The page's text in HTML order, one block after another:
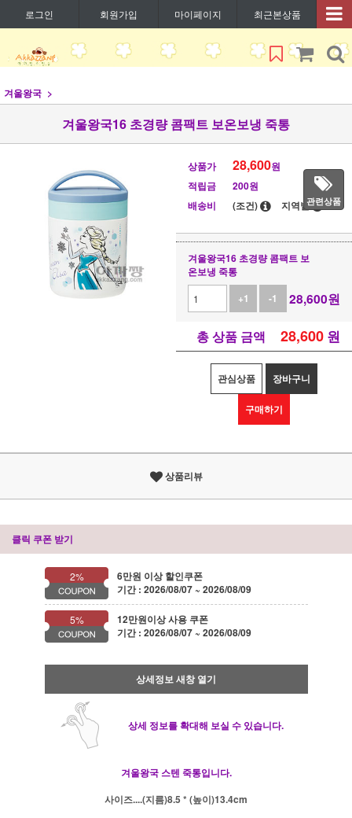
로그인 회원가입 마이페이지 최근본상품
겨울왕국
겨울왕국16 초경량 콤팩트 보온보냉 죽통
상품가 28,600원
적립금
200원
배송비
(조건) 지역별관련상품
겨울왕국16 초경량 콤팩트 보
온보냉 죽통
+1
-1 28,600원
총 상품 금액 28,600 원
관심상품 장바구니
구매하기
상품리뷰
클릭 쿠폰 받기
2%
6만원 이상 할인쿠폰
기간 : 2026/08/07 ~ 2026/08/09
5%
12만원이상 사용 쿠폰
기간 : 2026/08/07 ~ 2026/08/09
상세정보 새창 열기
상세 정보를 확대해 보실 수 있습니다.
겨울왕국 스텐 죽통입니다.
사이즈....(지름)8.5 * (높이)13.4cm